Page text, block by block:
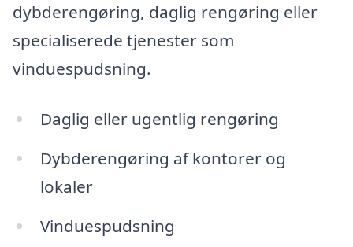
dybderengøring, daglig rengøring eller
specialiserede tjenester som
vinduespudsning.
Daglig eller ugentlig rengøring
Dybderengøring af kontorer og
lokaler
Vinduespudsning